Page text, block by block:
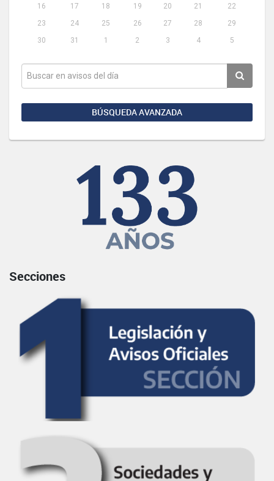
16
17 18 19 20 21
22
23
24 25 26 27 28
29
30
31 1 2 3 4 5
BÚSQUEDA AVANZADA
Secciones